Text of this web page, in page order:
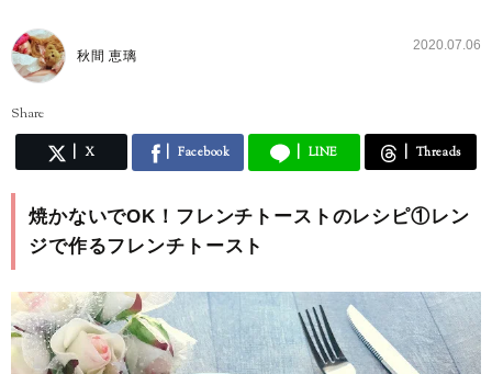
秋間 恵璃
2020.07.06
Share
X Facebook LINE Threads
焼かないでOK！フレンチトーストのレシピ①レン
ジで作るフレンチトースト